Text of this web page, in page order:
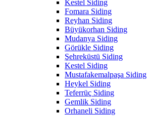
Kestel Siding
Fomara Siding
Reyhan Siding
Büyükorhan Siding
Mudanya Siding
Görükle Siding
Şehreküstü Siding
Kestel Siding
Mustafakemalpaşa Siding
Heykel Siding
Teferrüç Siding
Gemlik Siding
Orhaneli Siding